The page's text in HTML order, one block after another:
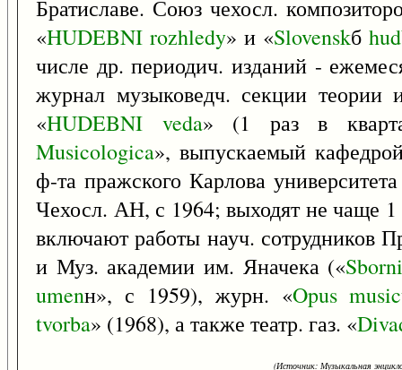
Братиславе. Союз чехосл.
«HUDEBNI rozhledy» и «Slovenskб
числе др. периодич. изданий -
журнал музыковедч. секции
«HUDEBNI veda» (1 раз в
Musicologica», выпускаемый
ф-та пражского Карлова
Чехосл. АН, с 1964; выходят не чаще 1
включают работы науч. сотрудников
и Муз. академии им. Яначека («
umenн», с 1959), журн. «Opus
tvorba» (1968), а также театр. газ. «
(Источник: Музыкальная